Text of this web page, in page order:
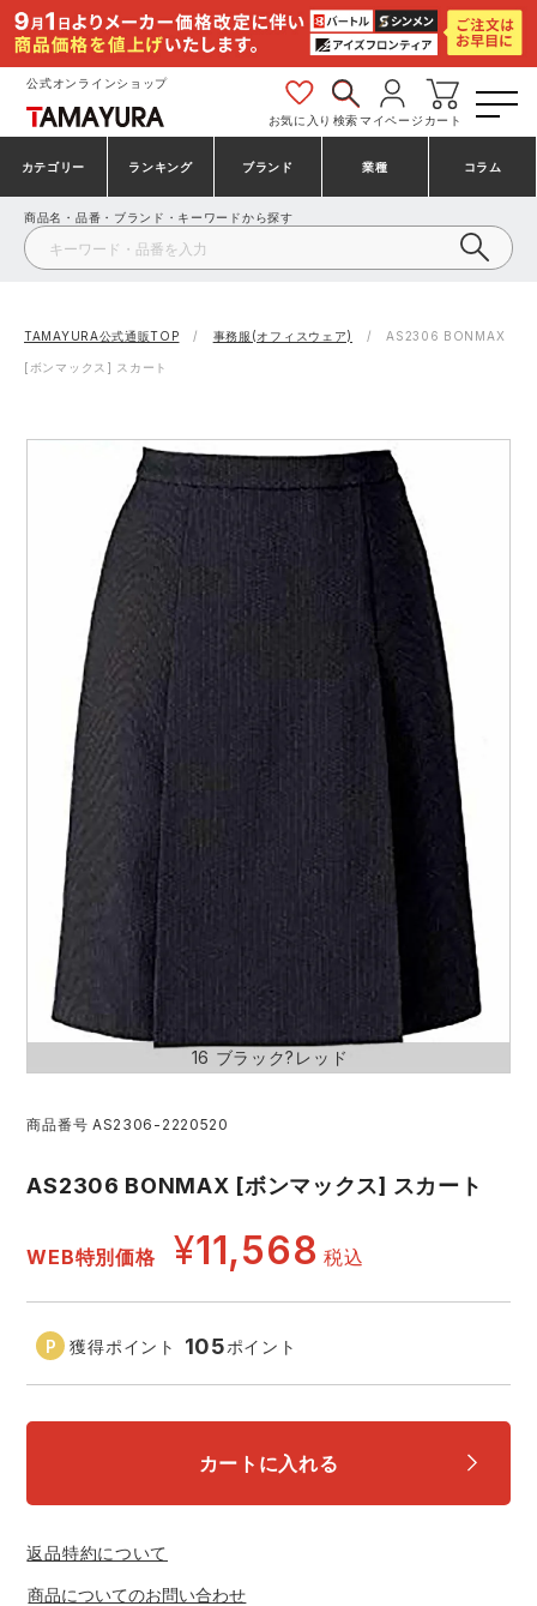
公式オンラインショップ
お気に入り 検索マイページ カート
カテゴリー
安全靴・作業靴
事務服・オフィスウェア
防寒着
作業用手袋
アウトドア・スポーツ
ワークスーツ
コンプレッションウェア
作業用ポロシャツ
レインウェア・カッパ
ヤッケ
作業用小物・アクセサリー
鞄・バッグ
つなぎ
ファン付き作業着・空調服
刺繍・プリント加工対象商品
ランキング
安全靴ランキング
安全靴スニーカーランキング
アシックス安全靴ランキング
ミズノ安全靴ランキング
作業着ランキング
アウトドアウェアランキング
つなぎランキング
空調服ランキング
コンプレッションウェアランキング
作業用ポロシャツランキング
作業用手袋ランキング
レインウェアランキング
アイズフロンティア ランキング
TSDESIGN ランキング
コーコス ランキング
ジーベック ランキング
ブランド
アシックス
プーマ コンバース（CONVERSE）
アイズフロンティア TSDESIGN
アイトス株式会社
コーコス ジーベック
クロダルマ 桑和
山田辰 クレヒフク
おたふく手袋 マック
住商モンブラン ボンマックス
GUSH FORCE
GDジャパン カーシーカシマ
シンメン
ハイパーV 丸五
ムービンカット グラディエーター
ニオイクリア
セロリー 大阪支店
アタックベース
業種
建設・建築作業服
製造・工場作業服
大工・鳶作業服
電気・設備作業服
配達・営業作業服
自動車整備士作業服
DIY・日曜大工作業服
飲食店ユニフォーム
運送・倉庫作業服
清掃・ビルメンテ作業服
夜間・高視認性安全服
医療白衣・介護服
コラム
商品名・品番・ブランド・キーワードから探す
TAMAYURA公式通販TOP 事務服(オフィスウェア) AS2306 BONMAX
[ボンマックス] スカート
16 ブラック?レッド
商品番号 AS2306-2220520
AS2306 BONMAX [ボンマックス] スカート
WEB特別価格 ¥11,568 税込
獲得ポイント 105ポイント
カートに入れる
返品特約について
商品についてのお問い合わせ